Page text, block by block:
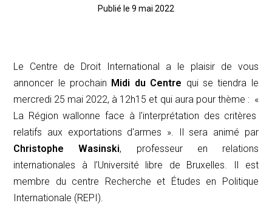
Publié le 9 mai 2022
Le Centre de Droit International a le plaisir de vous
annoncer le prochain Midi du Centre qui se tiendra le
mercredi 25 mai 2022, à 12h15 et qui aura pour thème : «
La Région wallonne face à l'interprétation des critères
relatifs aux exportations d'armes ». Il sera animé par
Christophe Wasinski, professeur en relations
internationales à l’Université libre de Bruxelles. Il est
membre du centre Recherche et Études en Politique
Internationale (REPI).